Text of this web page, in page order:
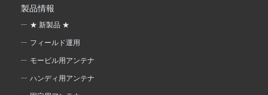
製品情報
★ 新製品 ★
フィールド運用
モービル用アンテナ
ハンディ用アンテナ